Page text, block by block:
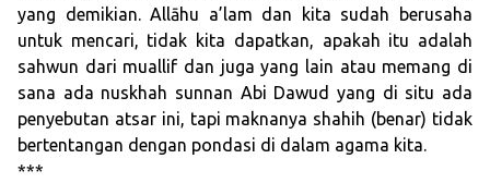
yang demikian. Allāhu a’lam dan kita sudah berusaha
untuk mencari, tidak kita dapatkan, apakah itu adalah
sahwun dari muallif dan juga yang lain atau memang di
sana ada nuskhah sunnan Abi Dawud yang di situ ada
penyebutan atsar ini, tapi maknanya shahih (benar) tidak
bertentangan dengan pondasi di dalam agama kita.
***